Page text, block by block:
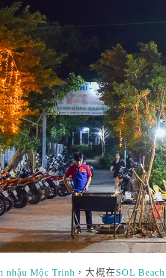
nhậu Mộc Trinh ，大概在SOL